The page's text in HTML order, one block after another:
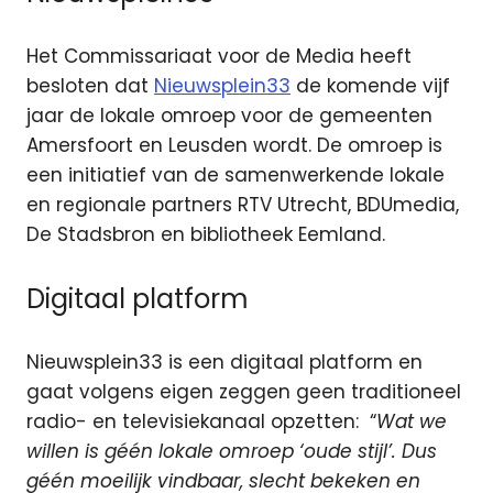
Het Commissariaat voor de Media heeft
besloten dat Nieuwsplein33 de komende vijf
jaar de lokale omroep voor de gemeenten
Amersfoort en Leusden wordt. De omroep is
een initiatief van de samenwerkende lokale
en regionale partners RTV Utrecht, BDUmedia,
De Stadsbron en bibliotheek Eemland.
Digitaal platform
Nieuwsplein33 is een digitaal platform en
gaat volgens eigen zeggen geen traditioneel
radio- en televisiekanaal opzetten: “Wat we
willen is géén lokale omroep ‘oude stijl’. Dus
géén moeilijk vindbaar, slecht bekeken en